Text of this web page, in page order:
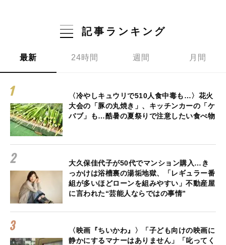
記事ランキング
最新 24時間 週間 月間
〈冷やしキュウリで510人食中毒も…〉花火
大会の「豚の丸焼き」、キッチンカーの「ケ
バブ」も…酷暑の夏祭りで注意したい食べ物
大久保佳代子が50代でマンション購入…き
っかけは浴槽裏の湯垢地獄、「レギュラー番
組が多いほどローンを組みやすい」不動産屋
に言われた“芸能人ならではの事情”
〈映画『ちいかわ』〉「子ども向けの映画に
静かにするマナーはありません」「叱ってく